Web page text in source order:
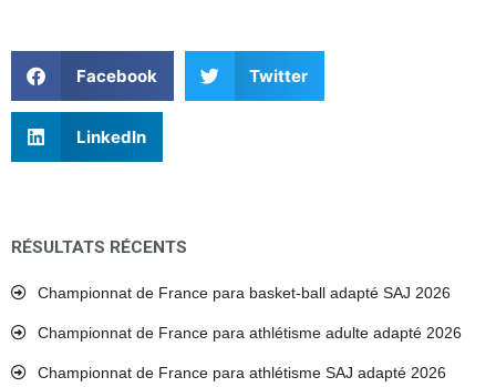
Facebook Twitter
LinkedIn
RÉSULTATS RÉCENTS
Championnat de France para basket-ball adapté SAJ 2026
Championnat de France para athlétisme adulte adapté 2026
Championnat de France para athlétisme SAJ adapté 2026